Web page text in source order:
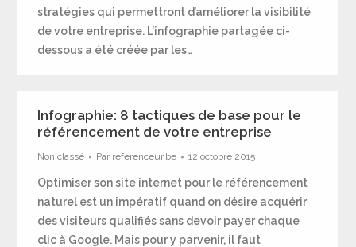
stratégies qui permettront d’améliorer la visibilité
de votre entreprise. L’infographie partagée ci-
dessous a été créée par les…
Infographie: 8 tactiques de base pour le
référencement de votre entreprise
Non classé Par referenceur.be 12 octobre 2015
Optimiser son site internet pour le référencement
naturel est un impératif quand on désire acquérir
des visiteurs qualifiés sans devoir payer chaque
clic à Google. Mais pour y parvenir, il faut